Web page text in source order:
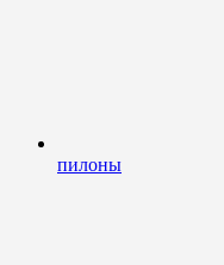
пилоны